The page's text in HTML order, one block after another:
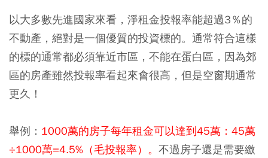
以大多數先進國家來看，淨租金投報率能超過3％的
不動產，絕對是一個優質的投資標的。通常符合這樣
的標的通常都必須靠近市區，不能在蛋白區，因為郊
區的房產雖然投報率看起來會很高，但是空窗期通常
更久！
舉例： 1000萬的房子每年租金可以達到45萬：45萬
÷1000萬=4.5%（毛投報率）。 不過房子還是需要繳